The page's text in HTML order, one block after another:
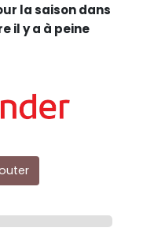
la saison dans
il y a à peine